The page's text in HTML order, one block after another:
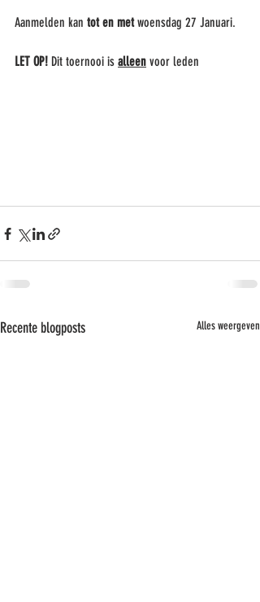
Aanmelden kan tot en met woensdag 27 Januari.
LET OP! Dit toernooi is alleen voor leden
Recente blogposts Alles weergeven